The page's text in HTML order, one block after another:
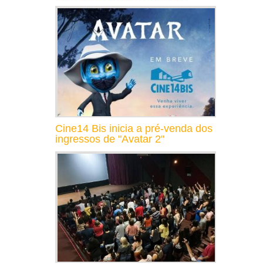
Cine14 Bis inicia a pré-venda dos
ingressos de "Avatar 2"